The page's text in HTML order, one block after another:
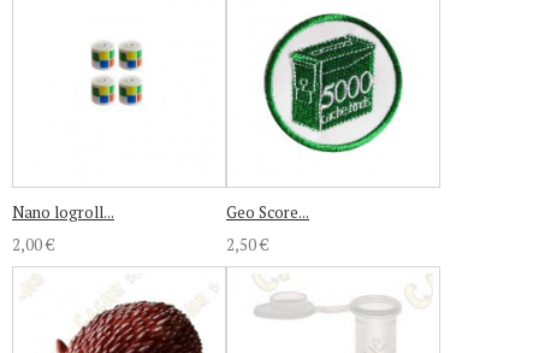
Nano logroll...
2,00 €
Geo Score...
2,50 €